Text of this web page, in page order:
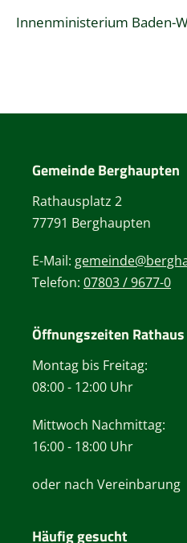
Innenministerium Baden-
Gemeinde Berghaupten
Rathausplatz 2
77791 Berghaupten
E-Mail:
Telefon: 07803 / 9677-0
Öffnungszeiten Rathaus
Montag bis Freitag:
08:00 - 12:00 Uhr
Mittwoch Nachmittag:
16:00 - 18:00 Uhr
oder nach Vereinbarung
Häufig gesucht